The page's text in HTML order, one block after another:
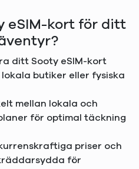
eSIM-kort för ditt
ditt Sooty eSIM-kort
butiker eller fysiska
mellan lokala och
för optimal täckning
priser och
för